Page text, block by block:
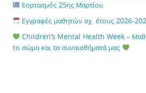
Εορτασμός 25ης Μαρτίου
Εγγραφές μαθητών σχ. έτους 2026-
Children’s Mental Health Week –
το σώμα και τα συναισθήματά μας